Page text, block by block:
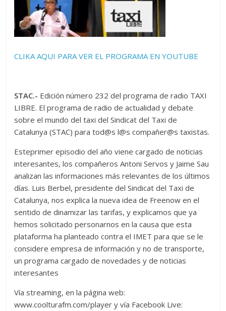
CLIKA AQUI PARA VER EL PROGRAMA EN YOUTUBE
STAC.- Edición número 232 del programa de radio TAXI
LIBRE. El programa de radio de actualidad y debate
sobre el mundo del taxi del Sindicat del Taxi de
Catalunya (STAC) para tod@s l@s compañer@s taxistas.
Esteprimer episodio del año viene cargado de noticias
interesantes, los compañeros Antoni Servos y Jaime Sau
analizan las informaciones más relevantes de los últimos
días. Luis Berbel, presidente del Sindicat del Taxi de
Catalunya, nos explica la nueva idea de Freenow en el
sentido de dinamizar las tarifas, y explicamos que ya
hemos solicitado personarnos en la causa que esta
plataforma ha planteado contra el IMET para que se le
considere empresa de información y no de transporte,
un programa cargado de novedades y de noticias
interesantes
Vía streaming, en la página web:
www.coolturafm.com/player y vía Facebook Live: